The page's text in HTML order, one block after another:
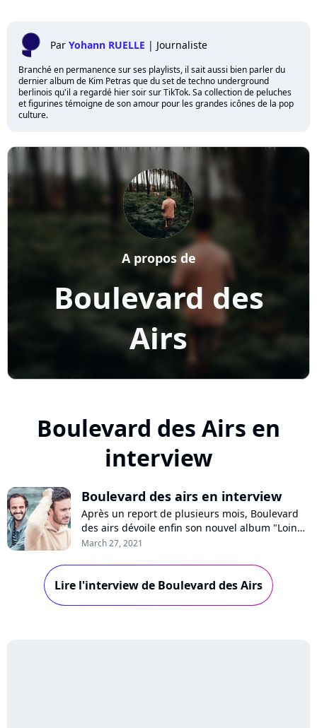
Par Yohann RUELLE | Journaliste
Branché en permanence sur ses playlists, il sait aussi bien parler du
dernier album de Kim Petras que du set de techno underground
berlinois qu'il a regardé hier soir sur TikTok. Sa collection de peluches
et figurines témoigne de son amour pour les grandes icônes de la pop
culture.
Boulevard des
Airs
A propos de
Boulevard des Airs en
interview
Boulevard des airs en interview
Après un report de plusieurs mois, Boulevard
des airs dévoile enfin son nouvel album "Loin
des yeux", composé de 12 inédits et de 12
Sylvain Duthu et Florent Dasque, les deux
leaders du groupe, pour parler de ce projet
hybride, de leur carrière et de l'étrange
March 27, 2021
Lire l'interview de Boulevard des Airs